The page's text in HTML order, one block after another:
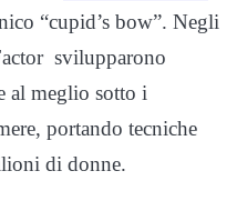
“cupid’s bow”. Negli
svilupparono
al meglio sotto i
portando tecniche
di donne.